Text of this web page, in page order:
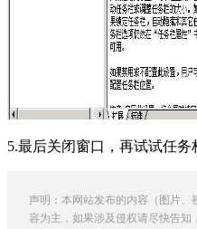
5.最后关闭窗口，再试试任务
声明：本网站发布的内容（图片
容为主，如果涉及侵权请尽快告知